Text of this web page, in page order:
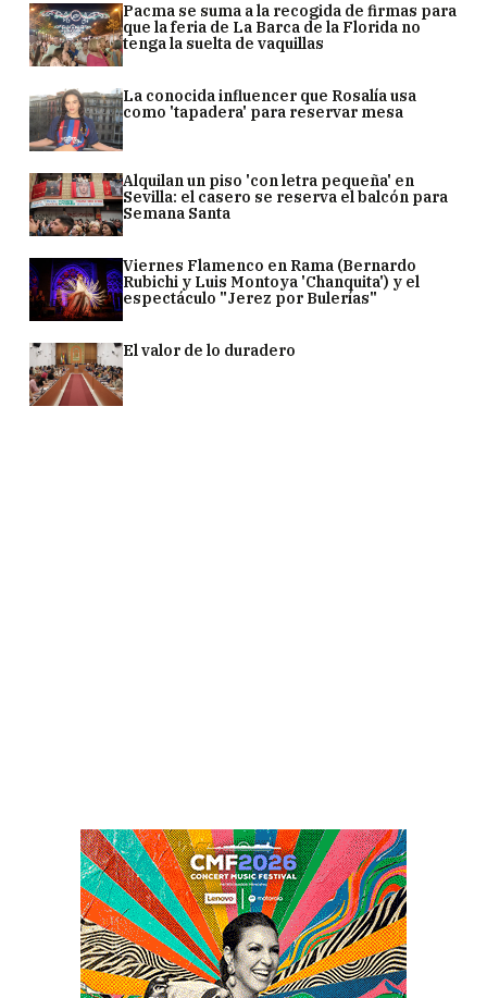
Pacma se suma a la recogida de firmas para
que la feria de La Barca de la Florida no
tenga la suelta de vaquillas
La conocida influencer que Rosalía usa
como 'tapadera' para reservar mesa
Alquilan un piso 'con letra pequeña' en
Sevilla: el casero se reserva el balcón para
Semana Santa
Viernes Flamenco en Rama (Bernardo
Rubichi y Luis Montoya 'Chanquita') y el
espectáculo "Jerez por Bulerías"
El valor de lo duradero